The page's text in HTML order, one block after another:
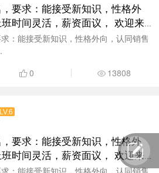
要求：能接受新知识，性格外
时间灵活，薪资面议， 欢迎来
：能接受新知识，性格外向，认同销售
0 13808
LV.6
要求：能接受新知识，性格外
时间灵活，薪资面议， 欢迎来
：能接受新知识，性格外向，认同销售